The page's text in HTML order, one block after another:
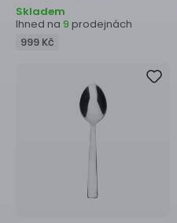
Skladem
Ihned na 9 prodejnách
999 Kč